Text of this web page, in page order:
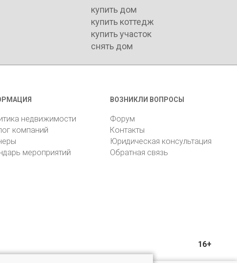
купить дом
купить коттедж
купить участок
снять дом
недвижимости
компаний
мероприятий
ВОЗНИКЛИ ВОПРОСЫ
Форум
Контакты
Юридическая консультация
Обратная связь
16+